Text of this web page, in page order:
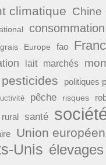
climatique Chine
consommation
Europe fao
lait marchés
pesticides politiques
pêche risques
rural santé
Union
Unis élevages